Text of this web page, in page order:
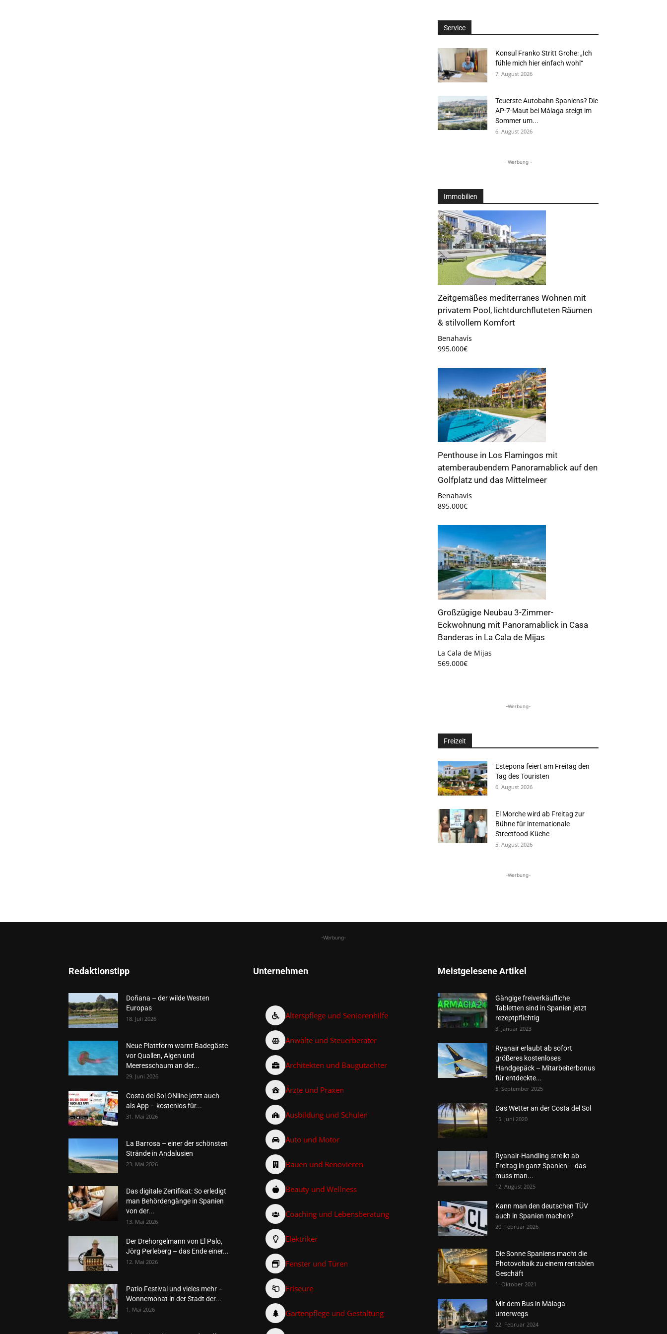
Service
Konsul Franko Stritt Grohe: „Ich
fühle mich hier einfach wohl“
7. August 2026
Teuerste Autobahn Spaniens? Die
AP-7-Maut bei Málaga steigt im
Sommer um...
6. August 2026
- Werbung -
Immobilien
Zeitgemäßes mediterranes Wohnen mit
privatem Pool, lichtdurchfluteten Räumen
& stilvollem Komfort
Benahavís
995.000€
Penthouse in Los Flamingos mit
atemberaubendem Panoramablick auf den
Golfplatz und das Mittelmeer
Benahavís
895.000€
Großzügige Neubau 3-Zimmer-
Eckwohnung mit Panoramablick in Casa
Banderas in La Cala de Mijas
La Cala de Mijas
569.000€
-Werbung-
Freizeit
Estepona feiert am Freitag den
Tag des Touristen
6. August 2026
El Morche wird ab Freitag zur
Bühne für internationale
Streetfood-Küche
5. August 2026
-Werbung-
-Werbung-
Redaktionstipp
Doñana – der wilde Westen
Europas
18. Juli 2026
Neue Plattform warnt Badegäste
vor Quallen, Algen und
Meeresschaum an der...
29. Juni 2026
Costa del Sol ONline jetzt auch
als App – kostenlos für...
31. Mai 2026
La Barrosa – einer der schönsten
Strände in Andalusien
23. Mai 2026
Das digitale Zertifikat: So erledigt
man Behördengänge in Spanien
von der...
13. Mai 2026
Der Drehorgelmann von El Palo,
Jörg Perleberg – das Ende einer...
12. Mai 2026
Patio Festival und vieles mehr –
Wonnemonat in der Stadt der...
1. Mai 2026
Unternehmen
Alterspflege und Seniorenhilfe
Anwälte und Steuerberater
Architekten und Baugutachter
Ärzte und Praxen
Ausbildung und Schulen
Auto und Motor
Bauen und Renovieren
Beauty und Wellness
Coaching und Lebensberatung
Elektriker
Fenster und Türen
Friseure
Gartenpflege und Gestaltung
Meistgelesene Artikel
Gängige freiverkäufliche
Tabletten sind in Spanien jetzt
rezeptpflichtig
3. Januar 2023
Ryanair erlaubt ab sofort
größeres kostenloses
Handgepäck – Mitarbeiterbonus
für entdeckte...
5. September 2025
Das Wetter an der Costa del Sol
15. Juni 2020
Ryanair-Handling streikt ab
Freitag in ganz Spanien – das
muss man...
12. August 2025
Kann man den deutschen TÜV
auch in Spanien machen?
20. Februar 2026
Die Sonne Spaniens macht die
Photovoltaik zu einem rentablen
Geschäft
1. Oktober 2021
Mit dem Bus in Málaga
unterwegs
22. Februar 2024